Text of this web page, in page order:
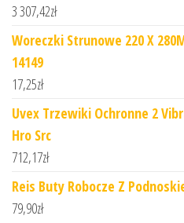
3 307,42zł
Woreczki Strunowe 220 X
14149
17,25zł
Uvex Trzewiki Ochronne 2
Hro Src
712,17zł
Reis Buty Robocze Z
79,90zł